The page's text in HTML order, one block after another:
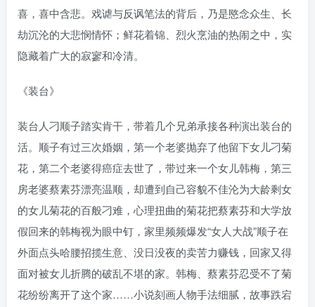
喜，喜中含悲。戏谑与反讽笔法的背后，乃是愍念众生、长
劫沉沦的大悲悯情怀；鲜花着锦、烈火烹油的热闹之中，实
隐藏着广大的寂寥和冷清。
《装台》
装台人刁顺子踏实肯干，带着几个兄弟承接各种演出装台的
活。顺子有过三次婚姻，第一个老婆抛弃了他留下女儿刁菊
花，第二个老婆得癌症去世了，带过来一个女儿韩梅，第三
房老婆蔡素芬漂亮温顺，却遭到自己容貌不佳沦为大龄剩女
的女儿菊花的百般刁难，心理扭曲的菊花把蔡素芬和大学放
假回来的韩梅视为眼中钉，家里频频爆发“女人大战”顺子在
外面点头哈腰招揽生意、没日没夜的卖苦力赚钱，回家又得
面对被女儿折腾的破乱不堪的家。韩梅、蔡素芬忍受不了菊
花纷纷离开了这个家……小说刻画人物手法细腻，故事跌宕